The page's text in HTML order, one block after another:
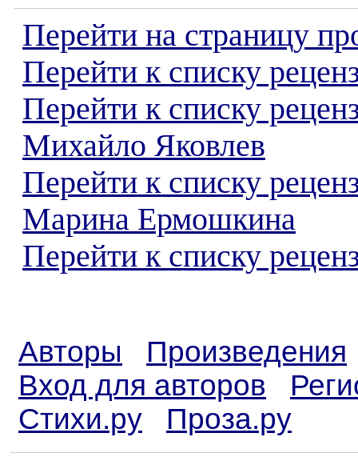
Перейти на страницу
Перейти к списку
Перейти к списку
Михайло Яковлев
Перейти к списку
Марина Ермошкина
Перейти к списку
Авторы
Произведения
Вход для авторов
Стихи.ру
Проза.ру